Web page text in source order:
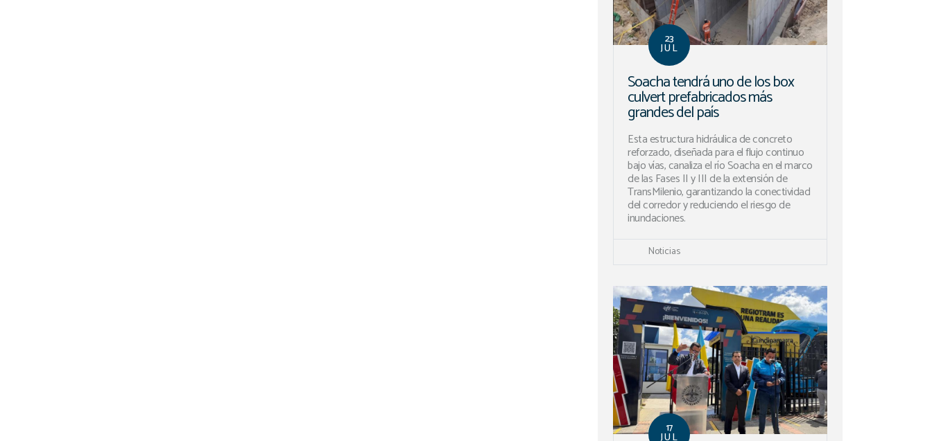
23
JUL
Soacha tendrá uno de los box
culvert prefabricados más
grandes del país
Esta estructura hidráulica de concreto
reforzado, diseñada para el flujo continuo
bajo vías, canaliza el río Soacha en el marco
de las Fases II y III de la extensión de
TransMilenio, garantizando la conectividad
del corredor y reduciendo el riesgo de
inundaciones.
Noticias
17